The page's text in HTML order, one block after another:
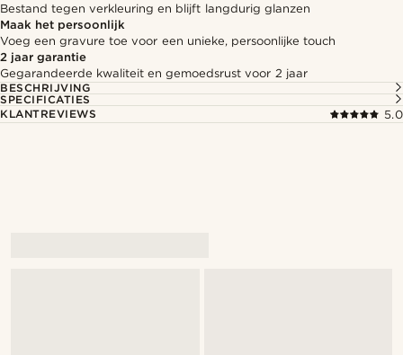
Bestand tegen verkleuring en blijft langdurig glanzen
Maak het persoonlijk
Voeg een gravure toe voor een unieke, persoonlijke touch
2 jaar garantie
Gegarandeerde kwaliteit en gemoedsrust voor 2 jaar
BESCHRIJVING
SPECIFICATIES
KLANTREVIEWS
5.0